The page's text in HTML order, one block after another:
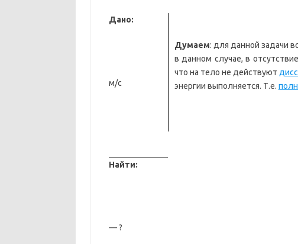
Дано:
м/с
Найти:
— ?
Думаем: для данной задачи
в данном случае, в
что на тело не действуют
энергии выполняется. Т.е.